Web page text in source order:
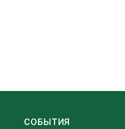
СОБЫТИЯ